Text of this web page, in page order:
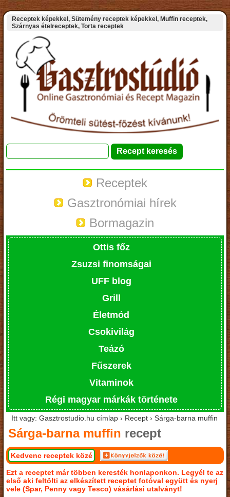
Receptek képekkel, Sütemény receptek képekkel, Muffin receptek,
Szárnyas ételreceptek, Torta receptek
Receptek
Gasztronómiai hírek
Bormagazin
Ottis főz
Zsuzsi finomságai
UFF blog
Grill
Életmód
Csokivilág
Teázó
Fűszerek
Vitaminok
Régi magyar márkák története
Itt vagy: Gasztrostudio.hu címlap › Recept › Sárga-barna muffin
Sárga-barna muffin recept
Kedvenc receptek közé
Ezt a receptet már többen keresték honlaponkon. Legyél te az
első aki feltölti az elkészített receptet fotóval együtt és nyerj
vele (Spar, Penny vagy Tesco) vásárlási utalványt!